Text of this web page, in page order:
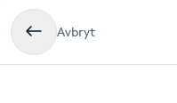
Avbryt